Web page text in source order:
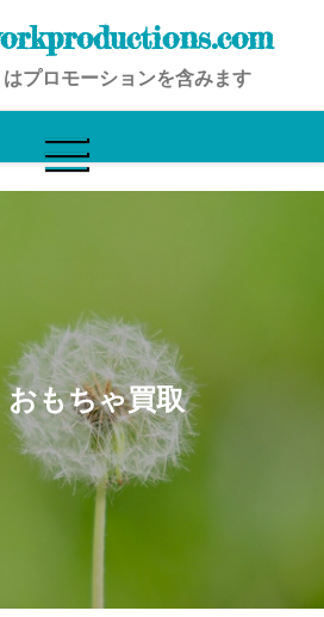
プロモーションを含みます
おもちゃ買取